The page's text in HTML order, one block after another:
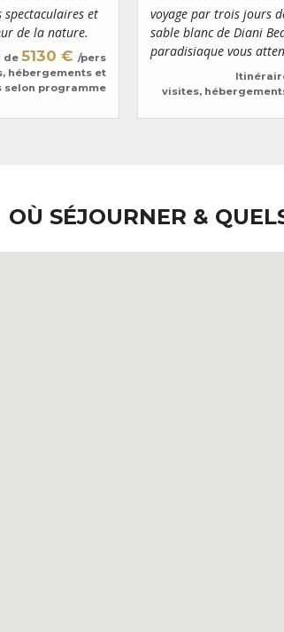
spectaculaires et
de la nature.
de 5130 € /pers
hébergements et
selon programme
voyage par trois jours
sable blanc de Diani
paradisiaque vous
visites,
OÙ SÉJOURNER &